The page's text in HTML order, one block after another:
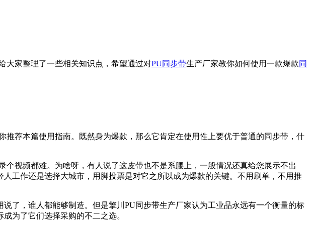
大家整理了一些相关知识点，希望通过对PU同步带生产厂家教你如何使用一款爆款同
荐本篇使用指南。既然身为爆款，那么它肯定在使用性上要优于普通的同步带，什
视频都难。为啥呀，有人说了这皮带也不是系腰上，一般情况还真给您展示不出
工作还是选择大城市，用脚投票是对它之所以成为爆款的关键。不用刷单，不用推
了，谁人都能够制造。但是擎川PU同步带生产厂家认为工业品永远有一个衡量的标
为了它们选择采购的不二之选。